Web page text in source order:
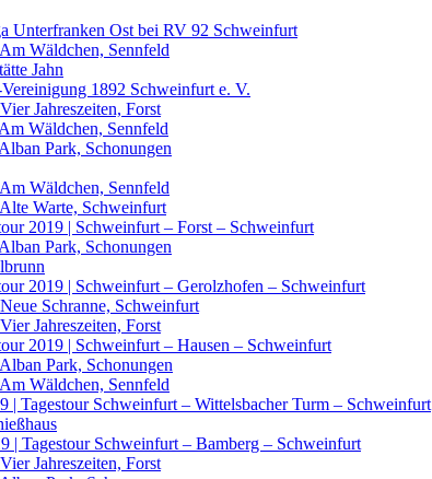
Unterfranken Ost bei RV 92 Schweinfurt
Wäldchen, Sennfeld
Jahn
1892 Schweinfurt e. V.
Jahreszeiten, Forst
Wäldchen, Sennfeld
Park, Schonungen
Wäldchen, Sennfeld
Warte, Schweinfurt
2019 | Schweinfurt – Forst – Schweinfurt
Park, Schonungen
2019 | Schweinfurt – Gerolzhofen – Schweinfurt
Schranne, Schweinfurt
Jahreszeiten, Forst
2019 | Schweinfurt – Hausen – Schweinfurt
Park, Schonungen
Wäldchen, Sennfeld
| Tagestour Schweinfurt – Wittelsbacher Turm – Schweinfurt
| Tagestour Schweinfurt – Bamberg – Schweinfurt
Jahreszeiten, Forst